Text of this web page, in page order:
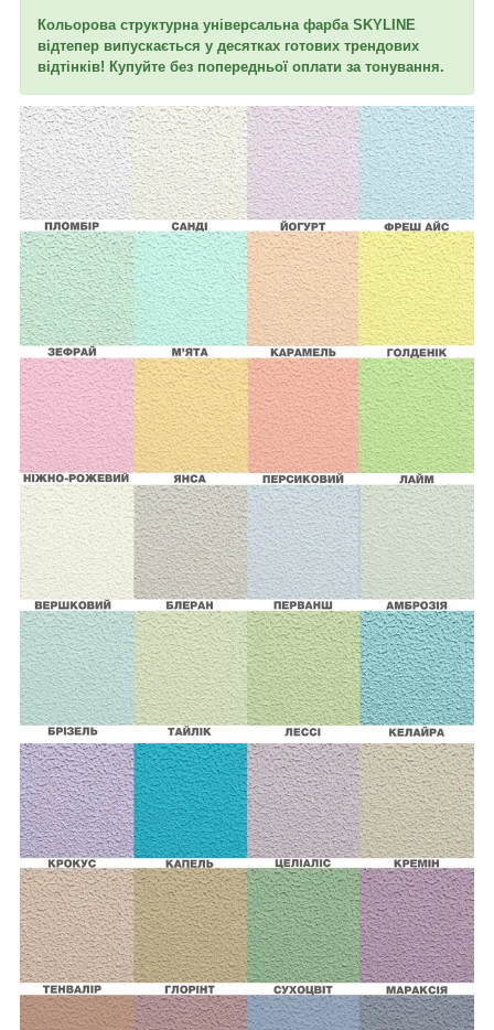
Кольорова структурна універсальна фарба SKYLINE
відтепер випускається у десятках готових трендових
відтінків! Купуйте без попередньої оплати за тонування.